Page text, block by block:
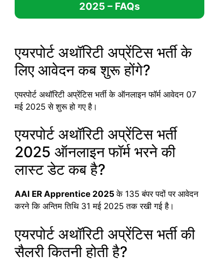
2025 – FAQs
एयरपोर्ट अथॉरिटी अप्रेंटिस भर्ती के
लिए आवेदन कब शुरू होंगे?
एयरपोर्ट अथॉरिटी अप्रेंटिस भर्ती के ऑनलाइन फॉर्म आवेदन 07
मई 2025 से शुरू हो गए है।
एयरपोर्ट अथॉरिटी अप्रेंटिस भर्ती
2025 ऑनलाइन फॉर्म भरने की
लास्ट डेट कब है?
AAI ER Apprentice 2025के 135 बंपर पदों पर आवेदन
करने कि अन्तिम तिथि 31 मई 2025 तक रखी गई है।
एयरपोर्ट अथॉरिटी अप्रेंटिस भर्ती की
सैलरी कितनी होती है?